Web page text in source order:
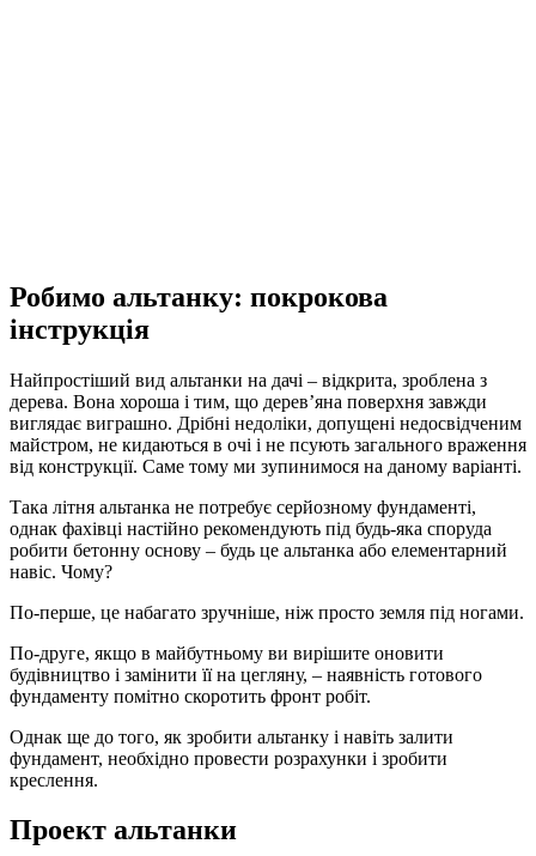
Робимо альтанку: покрокова
інструкція
Найпростіший вид альтанки на дачі – відкрита, зроблена з
дерева. Вона хороша і тим, що дерев’яна поверхня завжди
виглядає виграшно. Дрібні недоліки, допущені недосвідченим
майстром, не кидаються в очі і не псують загального враження
від конструкції. Саме тому ми зупинимося на даному варіанті.
Така літня альтанка не потребує серйозному фундаменті,
однак фахівці настійно рекомендують під будь-яка споруда
робити бетонну основу – будь це альтанка або елементарний
навіс. Чому?
По-перше, це набагато зручніше, ніж просто земля під ногами.
По-друге, якщо в майбутньому ви вирішите оновити
будівництво і замінити її на цегляну, – наявність готового
фундаменту помітно скоротить фронт робіт.
Однак ще до того, як зробити альтанку і навіть залити
фундамент, необхідно провести розрахунки і зробити
креслення.
Проект альтанки